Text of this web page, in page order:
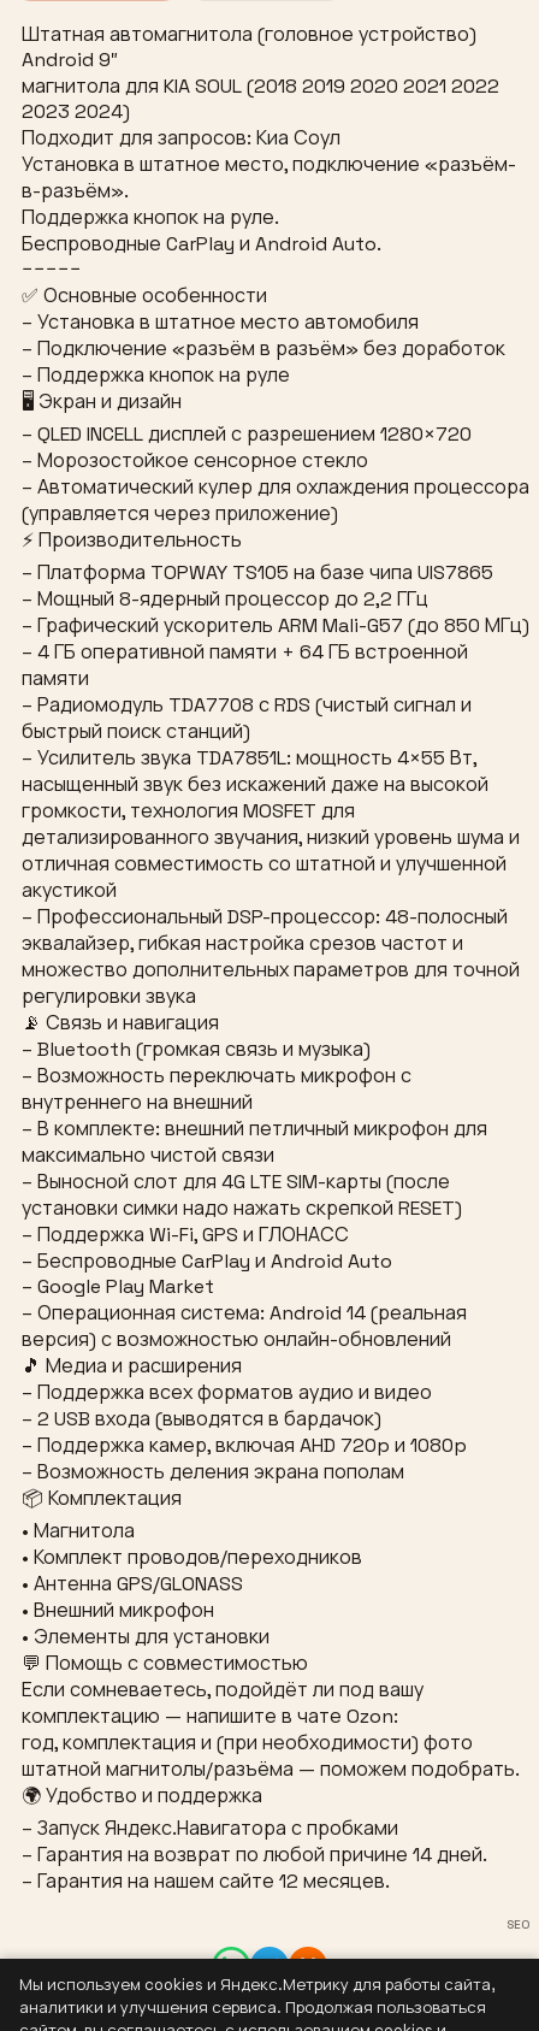
Штатная автомагнитола (головное устройство)
Android 9″
магнитола для KIA SOUL (2018 2019 2020 2021 2022
2023 2024)
Подходит для запросов: Киа Соул
Установка в штатное место, подключение «разъём-
в-разъём».
Поддержка кнопок на руле.
Беспроводные CarPlay и Android Auto.
−−−−−
✅ Основные особенности
– Установка в штатное место автомобиля
– Подключение «разъём в разъём» без доработок
– Поддержка кнопок на руле
🖥 Экран и дизайн
– QLED INCELL дисплей с разрешением 1280×720
– Морозостойкое сенсорное стекло
– Автоматический кулер для охлаждения процессора
(управляется через приложение)
⚡ Производительность
– Платформа TOPWAY TS105 на базе чипа UIS7865
– Мощный 8-ядерный процессор до 2,2 ГГц
– Графический ускоритель ARM Mali-G57 (до 850 МГц)
– 4 ГБ оперативной памяти + 64 ГБ встроенной
памяти
– Радиомодуль TDA7708 с RDS (чистый сигнал и
быстрый поиск станций)
– Усилитель звука TDA7851L: мощность 4×55 Вт,
насыщенный звук без искажений даже на высокой
громкости, технология MOSFET для
детализированного звучания, низкий уровень шума и
отличная совместимость со штатной и улучшенной
акустикой
– Профессиональный DSP-процессор: 48-полосный
эквалайзер, гибкая настройка срезов частот и
множество дополнительных параметров для точной
регулировки звука
📡 Связь и навигация
– Bluetooth (громкая связь и музыка)
– Возможность переключать микрофон с
внутреннего на внешний
– В комплекте: внешний петличный микрофон для
максимально чистой связи
– Выносной слот для 4G LTE SIM-карты (после
установки симки надо нажать скрепкой RESET)
– Поддержка Wi-Fi, GPS и ГЛОНАСС
– Беспроводные CarPlay и Android Auto
– Google Play Market
– Операционная система: Android 14 (реальная
версия) с возможностью онлайн-обновлений
🎵 Медиа и расширения
– Поддержка всех форматов аудио и видео
– 2 USB входа (выводятся в бардачок)
– Поддержка камер, включая AHD 720p и 1080p
– Возможность деления экрана пополам
📦 Комплектация
• Магнитола
• Комплект проводов/переходников
• Антенна GPS/GLONASS
• Внешний микрофон
• Элементы для установки
💬 Помощь с совместимостью
Если сомневаетесь, подойдёт ли под вашу
комплектацию — напишите в чате Ozon:
год, комплектация и (при необходимости) фото
штатной магнитолы/разъёма — поможем подобрать.
🌍 Удобство и поддержка
– Запуск Яндекс.Навигатора с пробками
– Гарантия на возврат по любой причине 14 дней.
– Гарантия на нашем сайте 12 месяцев.
SEO
Контакты
8 (937) 304-44-55
Мы используем cookies и Яндекс.Метрику для работы сайта,
аналитики и улучшения сервиса. Продолжая пользоваться